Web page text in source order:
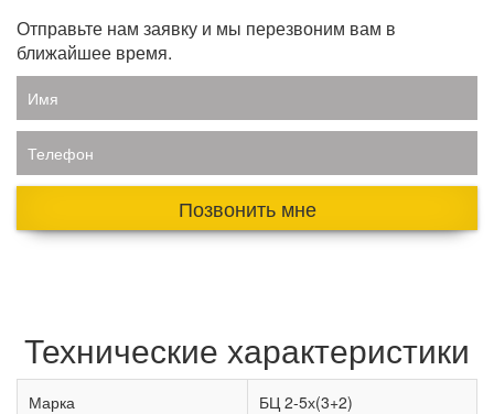
Отправьте нам заявку и мы перезвоним вам в
ближайшее время.
Имя
Телефон
Позвонить мне
Технические характеристики
Марка БЦ 2-5х(3+2)